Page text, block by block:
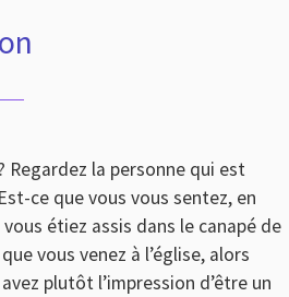
Regardez la personne qui est
ce que vous vous sentez, en
étiez assis dans le canapé de
vous venez à l’église, alors
plutôt l’impression d’être un